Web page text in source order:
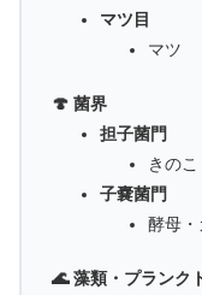
マツ目
マツ
🍄 菌界
担子菌門
きのこ
子嚢菌門
酵母・
🌊 藻類・プランク